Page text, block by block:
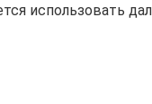
использовать